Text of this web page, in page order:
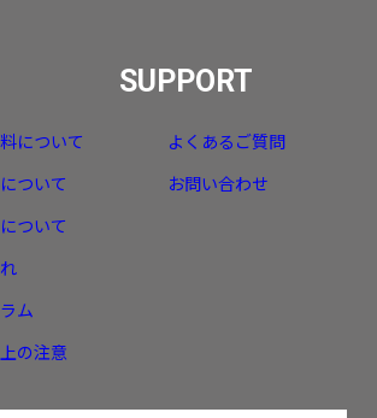
について
ついて
ついて
ム
の注意
SUPPORT
よくあるご質問
お問い合わせ